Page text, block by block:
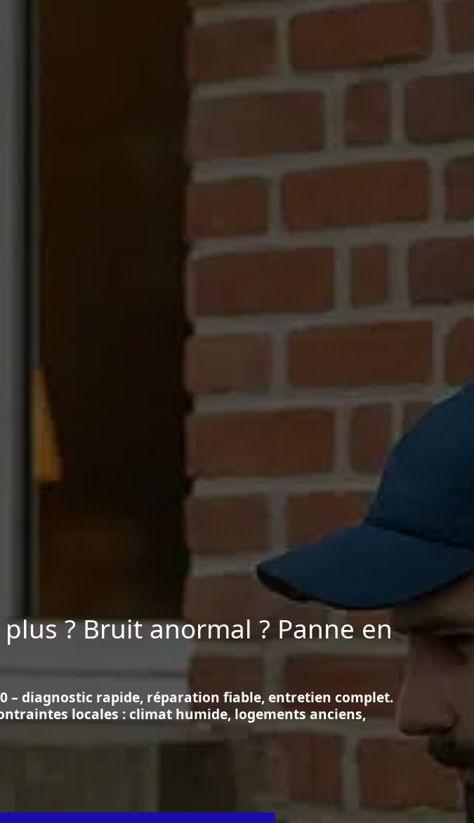
? Bruit anormal ? Panne en
– diagnostic rapide, réparation fiable, entretien complet.
locales : climat humide, logements anciens,